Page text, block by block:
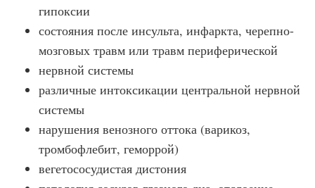
гипоксии
состояния после инсульта, инфаркта, черепно-
мозговых травм или травм периферической
нервной системы
различные интоксикации центральной нервной
системы
нарушения венозного оттока (варикоз,
тромбофлебит, геморрой)
вегетососудистая дистония